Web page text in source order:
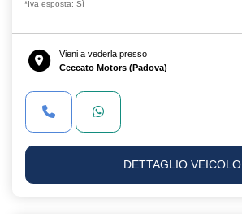
*Iva esposta: Sì
Vieni a vederla presso
Ceccato Motors (Padova)
DETTAGLIO VEICOLO